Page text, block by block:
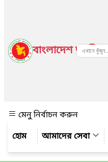
বাংলাদেশ জাতীয়
মেনু নির্বাচন করুন
আমাদের সেবা